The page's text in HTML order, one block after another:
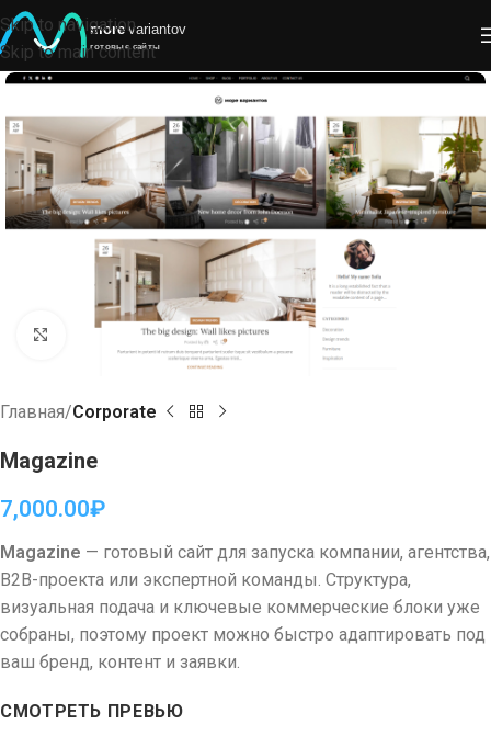
Skip to navigation
Skip to main content
Click to enlarge
Главная Corporate
Magazine
7,000.00₽
Magazine — готовый сайт для запуска компании, агентства,
B2B-проекта или экспертной команды. Структура,
визуальная подача и ключевые коммерческие блоки уже
собраны, поэтому проект можно быстро адаптировать под
ваш бренд, контент и заявки.
СМОТРЕТЬ ПРЕВЬЮ